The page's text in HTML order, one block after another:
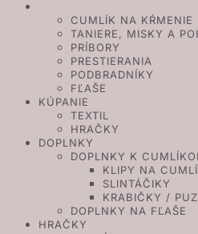
CUMLÍK NA KŔMENIE
TANIERE, MISKY A
PRÍBORY
PRESTIERANIA
PODBRADNÍKY
FĽAŠE
KÚPANIE
TEXTIL
HRAČKY
DOPLNKY
DOPLNKY K
KLIPY NA
SLINTÁČIKY
KRABIČKY /
DOPLNKY NA FĽAŠE
HRAČKY